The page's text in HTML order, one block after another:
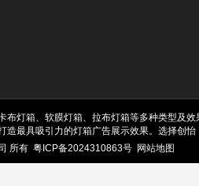
布灯箱、软膜灯箱、拉布灯箱等多种类型及
造最具吸引力的灯箱广告展示效果。选择创怡
所有 粤ICP备2024310863号 网站地图